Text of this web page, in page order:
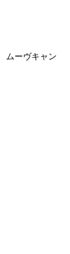
ムーヴキャン